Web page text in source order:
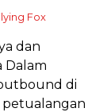
Fox
dan
Dalam
di
petualangan